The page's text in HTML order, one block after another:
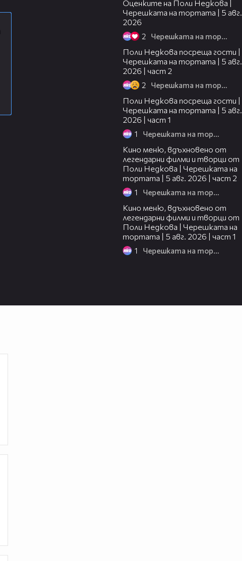
Оценките на Поли Недкова |
Черешката на тортата | 5 авг.
2026
2 Черешката на тортата
Поли Недкова посреща гости |
Черешката на тортата | 5 авг.
2026 | част 2
2 Черешката на тортата
Поли Недкова посреща гости |
Черешката на тортата | 5 авг.
2026 | част 1
1 Черешката на тортата
Кино меню, вдъхновено от
легендарни филми и творци от
Поли Недкова | Черешката на
тортата | 5 авг. 2026 | част 2
1 Черешката на тортата
Кино меню, вдъхновено от
легендарни филми и творци от
Поли Недкова | Черешката на
тортата | 5 авг. 2026 | част 1
1 Черешката на тортата